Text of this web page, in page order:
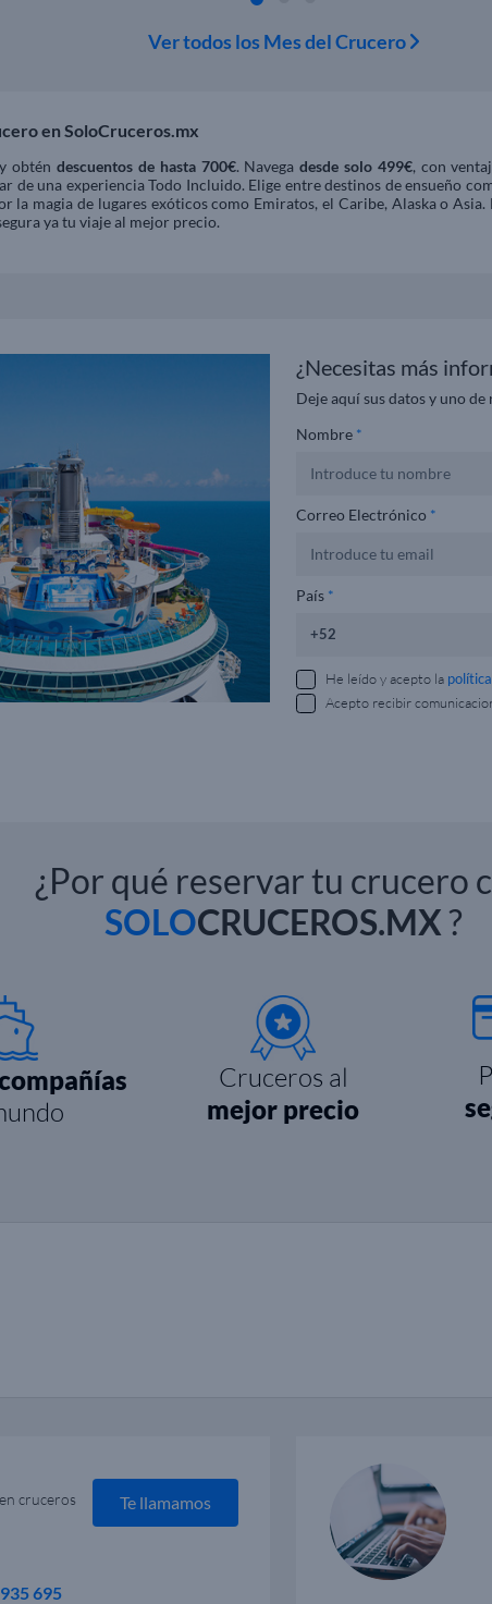
Ver todos los Mes del Crucero
en SoloCruceros.mx
y obténdescuentos de hasta 700€. Navegadesde solo 499€, con
de una experiencia Todo Incluido. Elige entre destinos de ensueño
la magia de lugares exóticos como Emiratos, el Caribe, Alaska o Asia.
ya tu viaje al mejor precio.
¿Necesitas más
Deje aquí sus datos y uno
Nombre *
Correo Electrónico *
País *
He leído y acepto la
Acepto recibir
¿Por qué reservar tu crucero
SOLOCRUCEROS.MX?
Cruceros al
mejor precio
cruceros
Te llamamos
695